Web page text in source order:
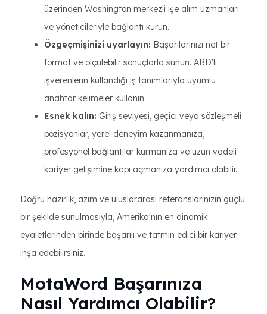
üzerinden Washington merkezli işe alım uzmanları
ve yöneticileriyle bağlantı kurun.
Özgeçmişinizi uyarlayın: Başarılarınızı net bir
format ve ölçülebilir sonuçlarla sunun. ABD'li
işverenlerin kullandığı iş tanımlarıyla uyumlu
anahtar kelimeler kullanın.
Esnek kalın: Giriş seviyesi, geçici veya sözleşmeli
pozisyonlar, yerel deneyim kazanmanıza,
profesyonel bağlantılar kurmanıza ve uzun vadeli
kariyer gelişimine kapı açmanıza yardımcı olabilir.
Doğru hazırlık, azim ve uluslararası referanslarınızın güçlü
bir şekilde sunulmasıyla, Amerika'nın en dinamik
eyaletlerinden birinde başarılı ve tatmin edici bir kariyer
inşa edebilirsiniz.
MotaWord Başarınıza
Nasıl Yardımcı Olabilir?